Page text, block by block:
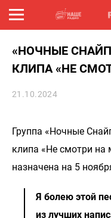
«НОЧНЫЕ
КЛИПА «НЕ
21.10.2024
Группа «Ночные
клипа «Не смотри на
назначена на 5
Я болею этой
из лучших